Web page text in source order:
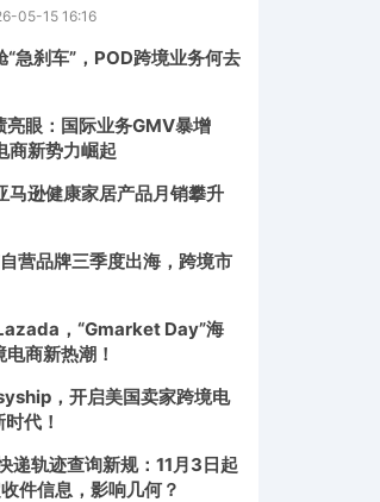
05-15 16:16
“急刹车”，POD跨境业务何去
眼：国际业务GMV暴增
商新势力崛起
马逊健康家居产品月销攀升
营品牌三季度出海，跨境市
，“Gmarket Day”海
商新热潮！
，开启美国卖家跨境电
代！
递轨迹查询新规：11月3日起
件信息，影响几何？